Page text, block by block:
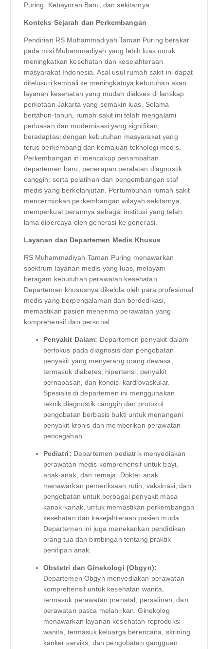
Puring, Kebayoran Baru, dan sekitarnya.
Konteks Sejarah dan Perkembangan
Pendirian RS Muhammadiyah Taman Puring berakar
pada misi Muhammadiyah yang lebih luas untuk
meningkatkan kesehatan dan kesejahteraan
masyarakat Indonesia. Asal usul rumah sakit ini dapat
ditelusuri kembali ke meningkatnya kebutuhan akan
layanan kesehatan yang mudah diakses di lanskap
perkotaan Jakarta yang semakin luas. Selama
bertahun-tahun, rumah sakit ini telah mengalami
perluasan dan modernisasi yang signifikan,
beradaptasi dengan kebutuhan masyarakat yang
terus berkembang dan kemajuan teknologi medis.
Perkembangan ini mencakup penambahan
departemen baru, penerapan peralatan diagnostik
canggih, serta pelatihan dan pengembangan staf
medis yang berkelanjutan. Pertumbuhan rumah sakit
mencerminkan perkembangan wilayah sekitarnya,
memperkuat perannya sebagai institusi yang telah
lama dipercaya oleh generasi ke generasi.
Layanan dan Departemen Medis Khusus
RS Muhammadiyah Taman Puring menawarkan
spektrum layanan medis yang luas, melayani
beragam kebutuhan perawatan kesehatan.
Departemen khususnya dikelola oleh para profesional
medis yang berpengalaman dan berdedikasi,
memastikan pasien menerima perawatan yang
komprehensif dan personal.
Penyakit Dalam: Departemen penyakit dalam
berfokus pada diagnosis dan pengobatan
penyakit yang menyerang orang dewasa,
termasuk diabetes, hipertensi, penyakit
pernapasan, dan kondisi kardiovaskular.
Spesialis di departemen ini menggunakan
teknik diagnostik canggih dan protokol
pengobatan berbasis bukti untuk menangani
penyakit kronis dan memberikan perawatan
pencegahan.
Pediatri: Departemen pediatrik menyediakan
perawatan medis komprehensif untuk bayi,
anak-anak, dan remaja. Dokter anak
menawarkan pemeriksaan rutin, vaksinasi, dan
pengobatan untuk berbagai penyakit masa
kanak-kanak, untuk memastikan perkembangan
kesehatan dan kesejahteraan pasien muda.
Departemen ini juga menekankan pendidikan
orang tua dan bimbingan tentang praktik
penitipan anak.
Obstetri dan Ginekologi (Obgyn):
Departemen Obgyn menyediakan perawatan
komprehensif untuk kesehatan wanita,
termasuk perawatan prenatal, persalinan, dan
perawatan pasca melahirkan. Ginekolog
menawarkan layanan kesehatan reproduksi
wanita, termasuk keluarga berencana, skrining
kanker serviks, dan pengobatan gangguan